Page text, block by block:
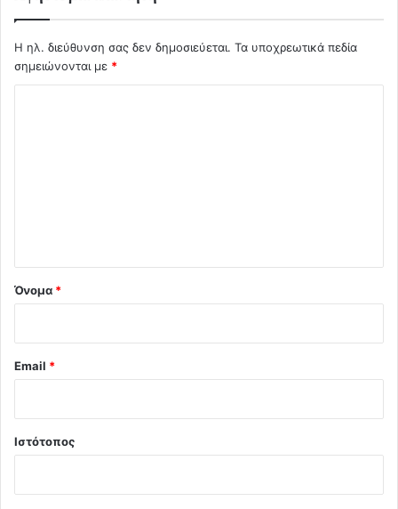
Η ηλ. διεύθυνση σας δεν δημοσιεύεται. Τα υποχρεωτικά πεδία
σημειώνονται με *
Όνομα *
Email *
Ιστότοπος